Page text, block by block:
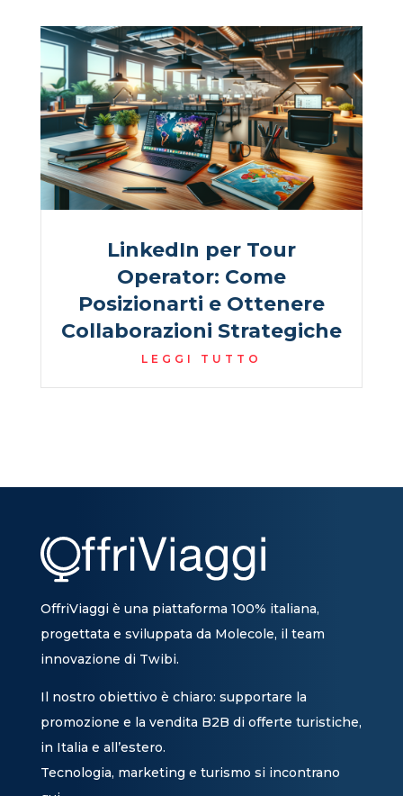
LinkedIn per Tour
Operator: Come
Posizionarti e Ottenere
Collaborazioni Strategiche
LEGGI TUTTO
OffriViaggi è una piattaforma 100% italiana,
progettata e sviluppata da Molecole, il team
innovazione di Twibi.
Il nostro obiettivo è chiaro: supportare la
promozione e la vendita B2B di offerte turistiche,
in Italia e all’estero.
Tecnologia, marketing e turismo si incontrano